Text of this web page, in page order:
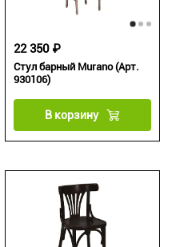
Стул барный Murano (Арт.
930106)
22 350 ₽
В корзину